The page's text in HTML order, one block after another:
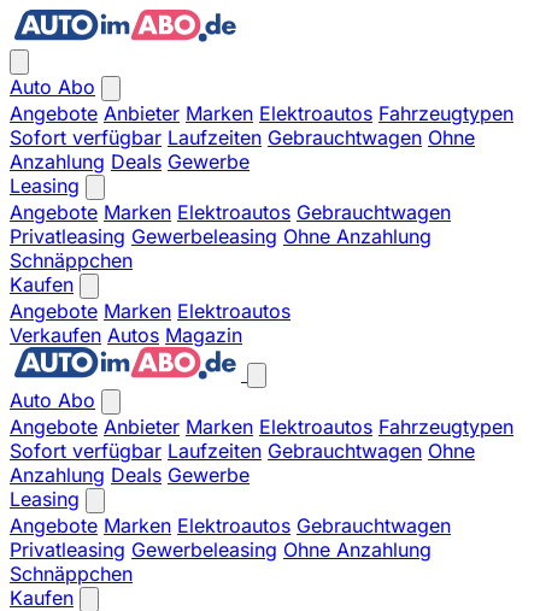
Auto Abo
Angebote Anbieter Marken Elektroautos Fahrzeugtypen
Sofort verfügbar Laufzeiten Gebrauchtwagen Ohne
Anzahlung Deals Gewerbe
Leasing
Angebote Marken Elektroautos Gebrauchtwagen
Privatleasing Gewerbeleasing Ohne Anzahlung
Schnäppchen
Kaufen
Angebote Marken Elektroautos
Verkaufen Autos Magazin
Auto Abo
Angebote Anbieter Marken Elektroautos Fahrzeugtypen
Sofort verfügbar Laufzeiten Gebrauchtwagen Ohne
Anzahlung Deals Gewerbe
Leasing
Angebote Marken Elektroautos Gebrauchtwagen
Privatleasing Gewerbeleasing Ohne Anzahlung
Schnäppchen
Kaufen